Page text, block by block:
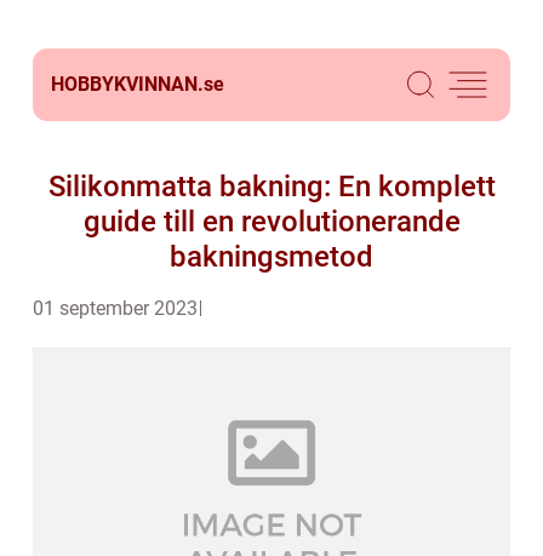
HOBBYKVINNAN.se
Silikonmatta bakning: En komplett
guide till en revolutionerande
bakningsmetod
01 september 2023